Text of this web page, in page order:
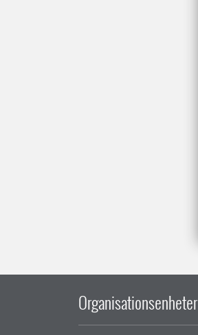
Organisationsenheter